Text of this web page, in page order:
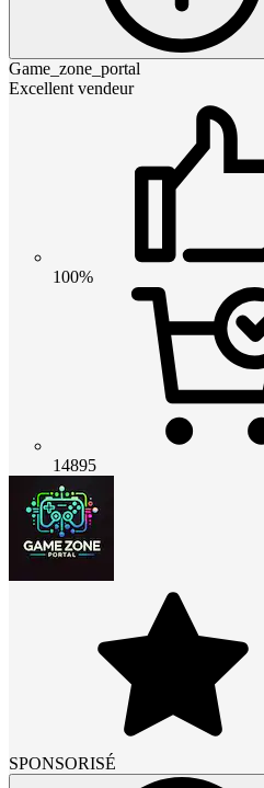
Game_zone_portal
Excellent vendeur
100%
14895
SPONSORISÉ